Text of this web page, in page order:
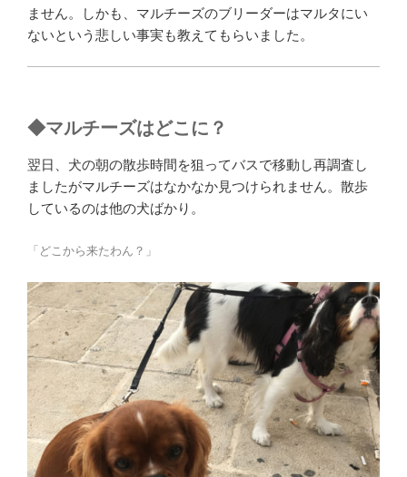
ません。しかも、マルチーズのブリーダーはマルタにい
ないという悲しい事実も教えてもらいました。
◆マルチーズはどこに？
翌日、犬の朝の散歩時間を狙ってバスで移動し再調査し
ましたがマルチーズはなかなか見つけられません。散歩
しているのは他の犬ばかり。
「どこから来たわん？」